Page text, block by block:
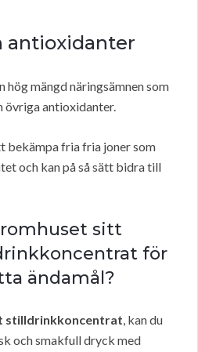
antioxidanter
hög mängd näringsämnen som
övriga antioxidanter.
bekämpa fria fria joner som
och kan på så sätt bidra till
sitt
för
ändamål?
stilldrinkkoncentrat, kan du
och smakfull dryck med